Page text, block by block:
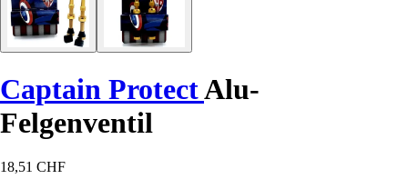
Captain ProtectAlu-
Felgenventil
18,51 CHF